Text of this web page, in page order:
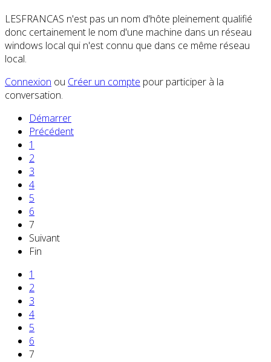
LESFRANCAS n'est pas un nom d'hôte pleinement qualifié
donc certainement le nom d'une machine dans un réseau
windows local qui n'est connu que dans ce même réseau
local.
Connexion ou Créer un compte pour participer à la
conversation.
Démarrer
Précédent
1
2
3
4
5
6
7
Suivant
Fin
1
2
3
4
5
6
7